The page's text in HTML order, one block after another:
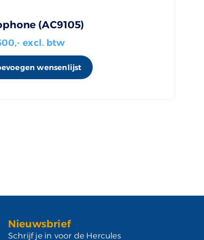
(AC9105)
,- excl. btw
wensenlijst
Nieuwsbrief
Schrijf je in voor de Hercules